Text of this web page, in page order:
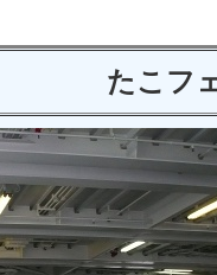
たこフ